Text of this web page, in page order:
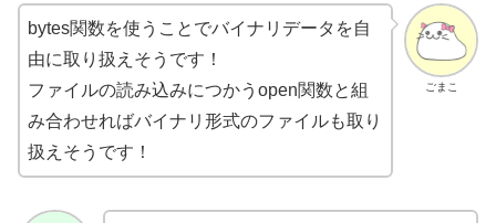
ごまこ
bytes関数を使うことでバイナリデータを自
由に取り扱えそうです！
ファイルの読み込みにつかうopen関数と組
み合わせればバイナリ形式のファイルも取り
扱えそうです！